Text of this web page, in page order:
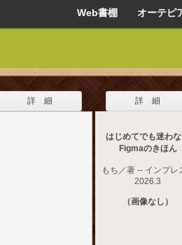
Web書棚 オーテピア
詳 細 詳 細
はじめてでも迷わ
Figmaのきほん
もち／著 -- インプレ
2026.3
（画像なし）